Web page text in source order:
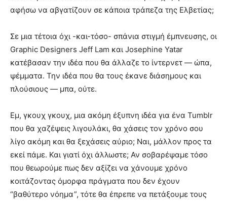
αφήσω να αβγατίζουν σε κάποια τράπεζα της Ελβετίας;
Σε μια τέτοια όχι -και-τόσο- σπάνια στιγμή έμπνευσης, οι
Graphic Designers Jeff Lam και Josephine Yatar
κατέβασαν την ιδέα που θα άλλαζε το ίντερνετ — ώπα,
ψέμματα. Την ιδέα που θα τους έκανε διάσημους και
πλούσιους — μπα, ούτε.
Εμ, γκουχ γκουχ, μια ακόμη έξυπνη ιδέα για ένα Tumblr
που θα χαζέψεις λιγουλάκι, θα χάσεις τον χρόνο σου
λίγο ακόμη και θα ξεχάσεις αύριο; Ναι, μάλλον προς τα
εκεί πάμε. Και γιατί όχι άλλωστε; Αν σοβαρέψαμε τόσο
που θεωρούμε πως δεν αξίζει να χάνουμε χρόνο
κοιτάζοντας όμορφα πράγματα που δεν έχουν
“βαθύτερο νόημα”, τότε θα έπρεπε να πετάξουμε τους